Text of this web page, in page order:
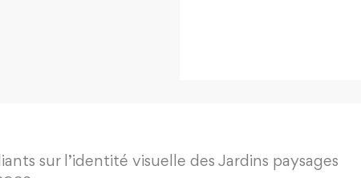
sur l’identité visuelle des Jardins paysages